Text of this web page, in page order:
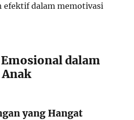
efektif dalam memotivasi
dalam
yang Hangat